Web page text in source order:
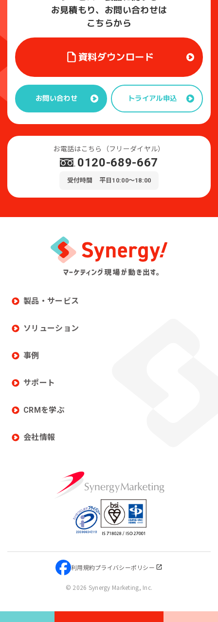
お見積もり、お問い合わせは
こちらから
資料ダウンロード
お問い合わせ トライアル申込
お電話はこちら（フリーダイヤル）
0120-689-667
受付時間 平日10:00～18:00
製品・サービス
ソリューション
事例
サポート
CRMを学ぶ
会社情報
利用規約プライバシーポリシー
© 2026 Synergy Marketing, Inc.